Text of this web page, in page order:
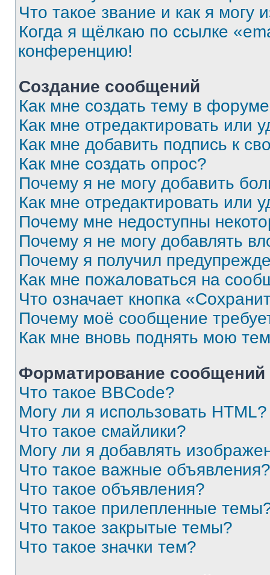
Что такое звание и как я могу
Когда я щёлкаю по ссылке
конференцию!
Создание сообщений
Как мне создать тему в
Как мне отредактировать или
Как мне добавить подпись к
Как мне создать опрос?
Почему я не могу добавить
Как мне отредактировать или
Почему мне недоступны
Почему я не могу добавлять
Почему я получил
Как мне пожаловаться на
Что означает кнопка
Почему моё сообщение
Как мне вновь поднять мою
Форматирование
Что такое BBCode?
Могу ли я использовать HTML?
Что такое смайлики?
Могу ли я добавлять
Что такое важные объявления?
Что такое объявления?
Что такое прилепленные
Что такое закрытые темы?
Что такое значки тем?